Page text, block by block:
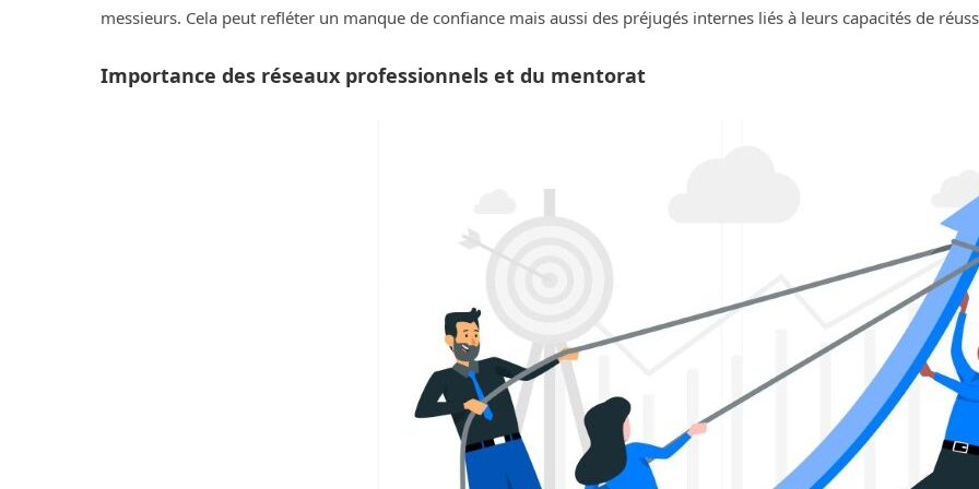
messieurs. Cela peut refléter un manque de confiance mais aussi des préjugés internes liés à leurs capacités de
Importance des réseaux professionnels et du mentorat